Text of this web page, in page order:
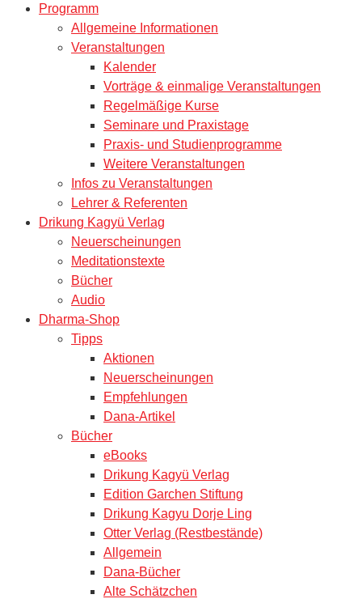
Programm
Allgemeine Informationen
Veranstaltungen
Kalender
Vorträge & einmalige Veranstaltungen
Regelmäßige Kurse
Seminare und Praxistage
Praxis- und Studienprogramme
Weitere Veranstaltungen
Infos zu Veranstaltungen
Lehrer & Referenten
Drikung Kagyü Verlag
Neuerscheinungen
Meditationstexte
Bücher
Audio
Dharma-Shop
Tipps
Aktionen
Neuerscheinungen
Empfehlungen
Dana-Artikel
Bücher
eBooks
Drikung Kagyü Verlag
Edition Garchen Stiftung
Drikung Kagyu Dorje Ling
Otter Verlag (Restbestände)
Allgemein
Dana-Bücher
Alte Schätzchen